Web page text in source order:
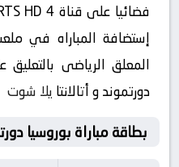
فضائيا على قناة beIN SPORTS HD 4
إستضافة المباراه في
المعلق الرياضى بالتعليق
دورتموند و أتالانتا يلا شوت
بطاقة مباراة بوروسيا